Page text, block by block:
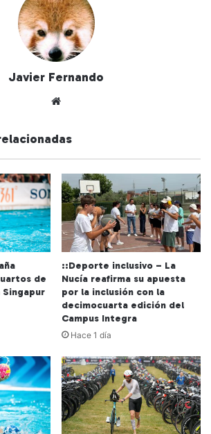
Javier Fernando
we
de
::Deporte inclusivo – La
Nucía reafirma su apuesta
por la inclusión con la
decimocuarta edición del
Campus Integra
Hace 1 día